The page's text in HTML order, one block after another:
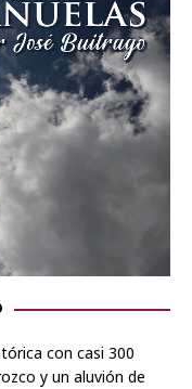
con casi 300
y un aluvión de